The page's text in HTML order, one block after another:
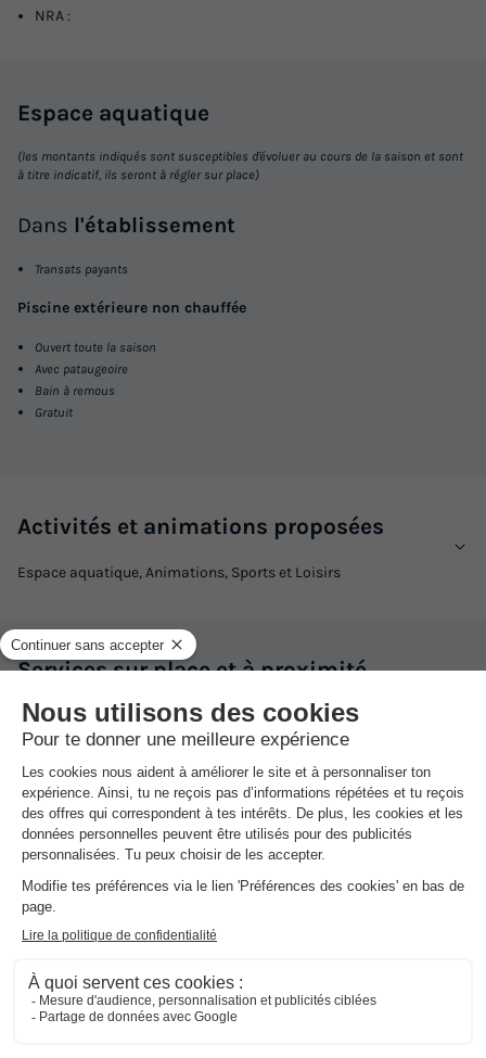
NRA :
Espace aquatique
(les montants indiqués sont susceptibles d'évoluer au cours de la saison et sont
à titre indicatif, ils seront à régler sur place)
Dans l'établissement
Transats payants
Piscine extérieure non chauffée
Ouvert toute la saison
Avec pataugeoire
Bain à remous
Gratuit
Activités et animations proposées
Espace aquatique, Animations, Sports et Loisirs
Services sur place et à proximité
Santé et Bien-être, Commerces et Restauration, Locations et
équipements, divers
Avis sur Orbetello Camping Village★★★
Avis clients
8.1
Avis clients